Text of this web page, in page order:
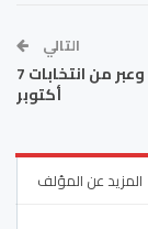
التالي
دروس وعبر من انتخابات 7
أكتوبر
المزيد عن المؤلف